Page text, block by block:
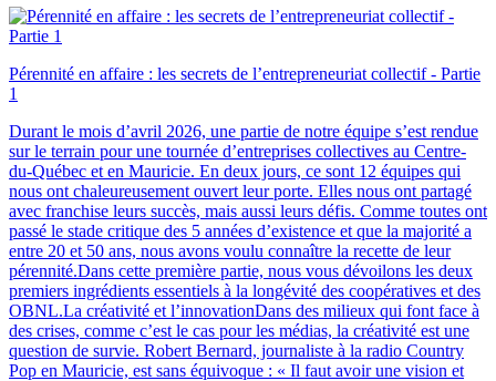
Pérennité en affaire : les secrets de l’entrepreneuriat collectif - Partie
1
Durant le mois d’avril 2026, une partie de notre équipe s’est rendue
sur le terrain pour une tournée d’entreprises collectives au Centre-
du-Québec et en Mauricie. En deux jours, ce sont 12 équipes qui
nous ont chaleureusement ouvert leur porte. Elles nous ont partagé
avec franchise leurs succès, mais aussi leurs défis. Comme toutes ont
passé le stade critique des 5 années d’existence et que la majorité a
entre 20 et 50 ans, nous avons voulu connaître la recette de leur
pérennité.Dans cette première partie, nous vous dévoilons les deux
premiers ingrédients essentiels à la longévité des coopératives et des
OBNL.La créativité et l’innovationDans des milieux qui font face à
des crises, comme c’est le cas pour les médias, la créativité est une
question de survie. Robert Bernard, journaliste à la radio Country
Pop en Mauricie, est sans équivoque : « Il faut avoir une vision et